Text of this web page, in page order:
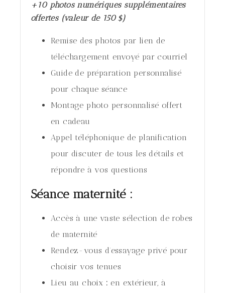
+10 photos numériques supplémentaires
offertes (valeur de 150 $)
Remise des photos par lien de
téléchargement envoyé par courriel
Guide de préparation personnalisé
pour chaque séance
Montage photo personnalisé offert
en cadeau
Appel téléphonique de planification
pour discuter de tous les détails et
répondre à vos questions
Séance maternité :
Accès à une vaste sélection de robes
de maternité
Rendez-vous d’essayage privé pour
choisir vos tenues
Lieu au choix : en extérieur, à